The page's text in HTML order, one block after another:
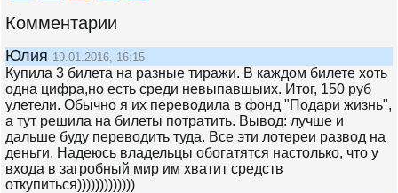
Комментарии
Юлия 19.01.2016, 16:15
Купила 3 билета на разные тиражи. В каждом билете хоть
одна цифра,но есть среди невыпавшыих. Итог, 150 руб
улетели. Обычно я их переводила в фонд "Подари жизнь",
а тут решила на билеты потратить. Вывод: лучше и
дальше буду переводить туда. Все эти лотереи развод на
деньги. Надеюсь владельцы обогатятся настолько, что у
входа в загробный мир им хватит средств
откупиться)))))))))))))